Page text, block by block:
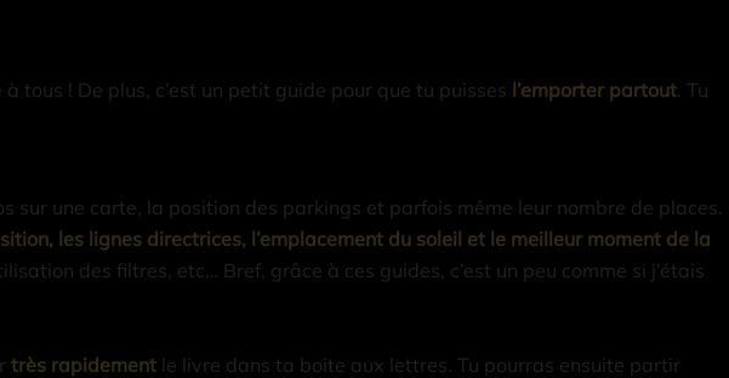
tous ! De plus, c’est un petit guide pour que tu puisses l’emporter partout . Tu
sur une carte, la position des parkings et parfois même leur nombre de places.
les lignes directrices, l’emplacement du soleil et le meilleur moment de la
des filtres, etc… Bref, grâce à ces guides, c’est un peu comme si j’étais
très rapidement le livre dans ta boite aux lettres. Tu pourras ensuite partir